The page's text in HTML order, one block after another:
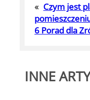
« Czym jest
6 Porad dla
INNE